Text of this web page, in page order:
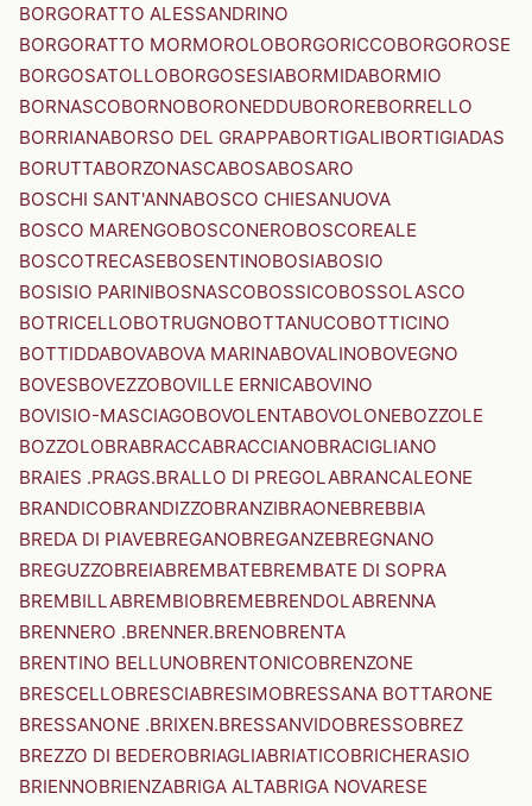
BORGORATTO ALESSANDRINO
BORGORATTO MORMOROLOBORGORICCOBORGOROSE
BORGOSATOLLOBORGOSESIABORMIDABORMIO
BORNASCOBORNOBORONEDDUBOROREBORRELLO
BORRIANABORSO DEL GRAPPABORTIGALIBORTIGIADAS
BORUTTABORZONASCABOSABOSARO
BOSCHI SANT'ANNABOSCO CHIESANUOVA
BOSCO MARENGOBOSCONEROBOSCOREALE
BOSCOTRECASEBOSENTINOBOSIABOSIO
BOSISIO PARINIBOSNASCOBOSSICOBOSSOLASCO
BOTRICELLOBOTRUGNOBOTTANUCOBOTTICINO
BOTTIDDABOVABOVA MARINABOVALINOBOVEGNO
BOVESBOVEZZOBOVILLE ERNICABOVINO
BOVISIO-MASCIAGOBOVOLENTABOVOLONEBOZZOLE
BOZZOLOBRABRACCABRACCIANOBRACIGLIANO
BRAIES .PRAGS.BRALLO DI PREGOLABRANCALEONE
BRANDICOBRANDIZZOBRANZIBRAONEBREBBIA
BREDA DI PIAVEBREGANOBREGANZEBREGNANO
BREGUZZOBREIABREMBATEBREMBATE DI SOPRA
BREMBILLABREMBIOBREMEBRENDOLABRENNA
BRENNERO .BRENNER.BRENOBRENTA
BRENTINO BELLUNOBRENTONICOBRENZONE
BRESCELLOBRESCIABRESIMOBRESSANA BOTTARONE
BRESSANONE .BRIXEN.BRESSANVIDOBRESSOBREZ
BREZZO DI BEDEROBRIAGLIABRIATICOBRICHERASIO
BRIENNOBRIENZABRIGA ALTABRIGA NOVARESE